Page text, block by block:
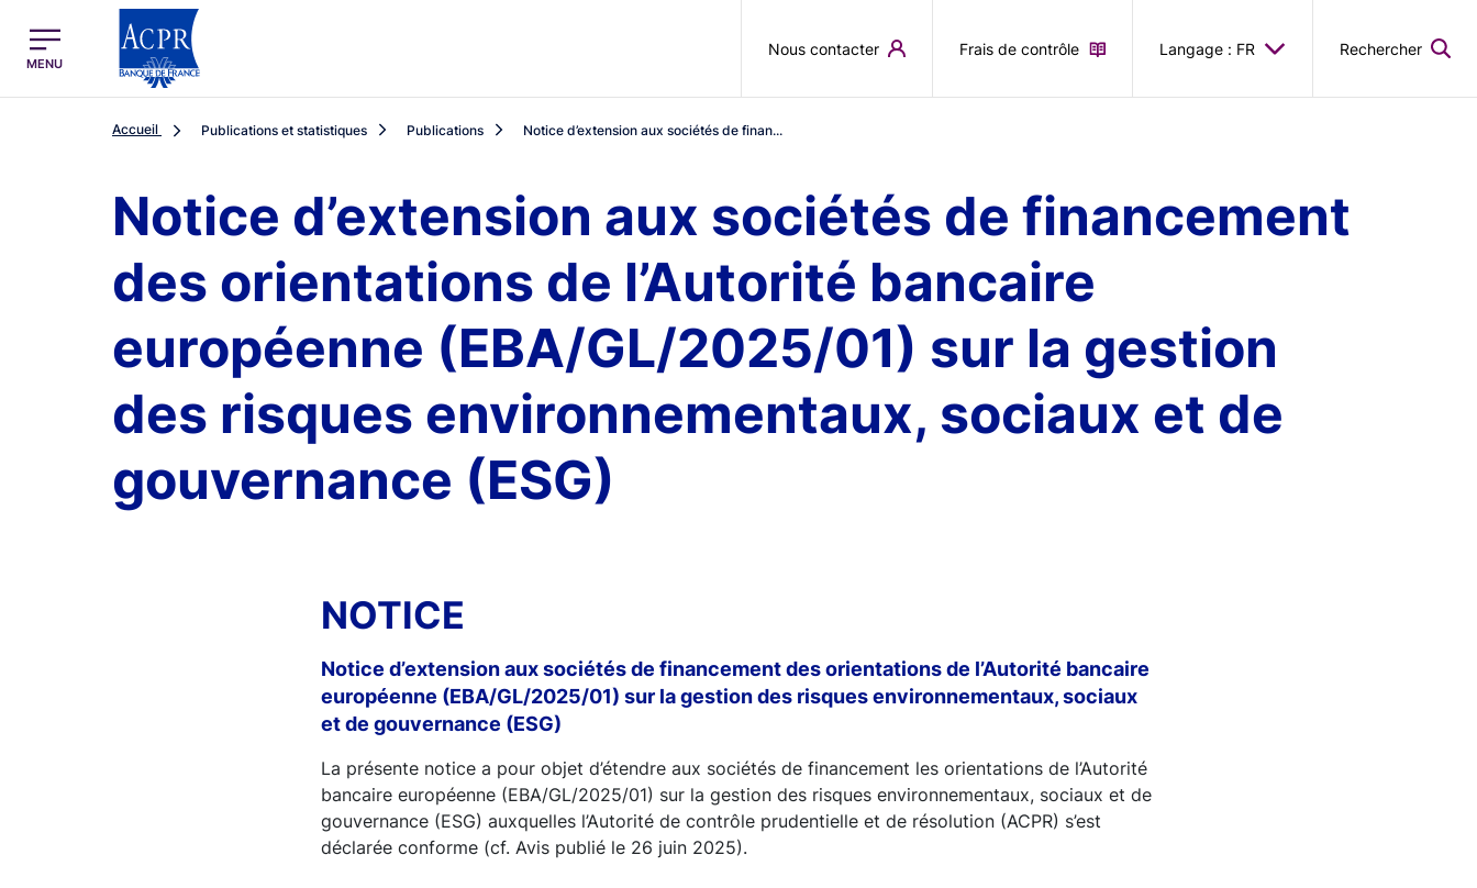
ACPR Menu Principal (French)
MENU
Nous contacter Frais de contrôle Langage : FR Rechercher
Accueil Publications et statistiques Publications Notice d’extension aux sociétés de finan...
Notice d’extension aux sociétés de financement
des orientations de l’Autorité bancaire
européenne (EBA/GL/2025/01) sur la gestion
des risques environnementaux, sociaux et de
gouvernance (ESG)
NOTICE
Notice d’extension aux sociétés de financement des orientations de l’Autorité bancaire
européenne (EBA/GL/2025/01) sur la gestion des risques environnementaux, sociaux
et de gouvernance (ESG)
La présente notice a pour objet d’étendre aux sociétés de financement les orientations de l’Autorité
bancaire européenne (EBA/GL/2025/01) sur la gestion des risques environnementaux, sociaux et de
gouvernance (ESG) auxquelles l’Autorité de contrôle prudentielle et de résolution (ACPR) s’est
déclarée conforme (cf. Avis publié le 26 juin 2025).